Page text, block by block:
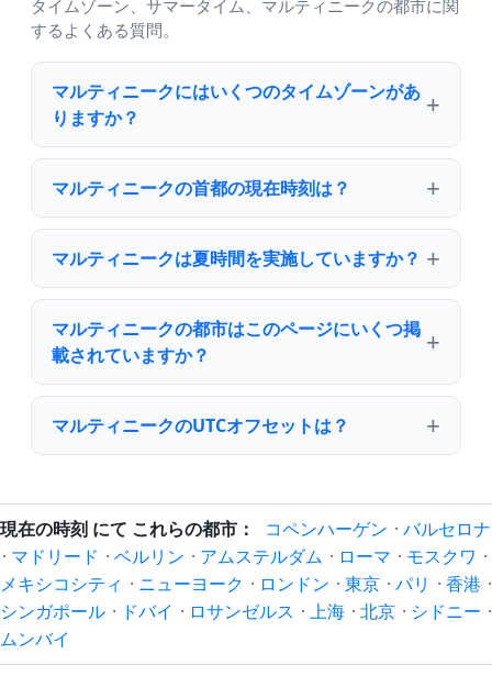
タイムゾーン、サマータイム、マルティニークの都市に関
するよくある質問。
マルティニークにはいくつのタイムゾーンがあ
りますか？
マルティニークの首都の現在時刻は？
マルティニークは夏時間を実施していますか？
マルティニークの都市はこのページにいくつ掲
載されていますか？
マルティニークのUTCオフセットは？
現在の時刻 にて これらの都市： コペンハーゲン · バルセロナ
· マドリード · ベルリン · アムステルダム · ローマ · モスクワ ·
メキシコシティ · ニューヨーク · ロンドン · 東京 · パリ · 香港 ·
シンガポール · ドバイ · ロサンゼルス · 上海 · 北京 · シドニー ·
ムンバイ